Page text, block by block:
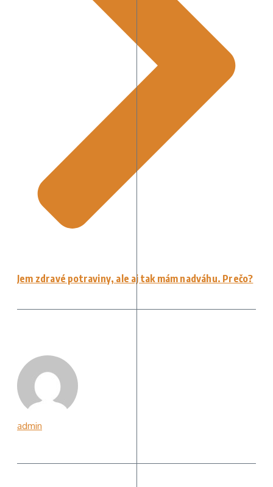
Jem zdravé potraviny, ale aj tak mám nadváhu. Prečo?
admin